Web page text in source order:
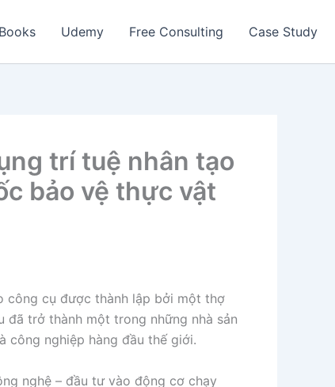
Udemy Free Consulting Case Study
trí tuệ nhân tạo
bảo vệ thực vật
công cụ được thành lập bởi một thợ
đã trở thành một trong những nhà sản
công nghiệp hàng đầu thế giới.
nghệ – đầu tư vào động cơ chạy